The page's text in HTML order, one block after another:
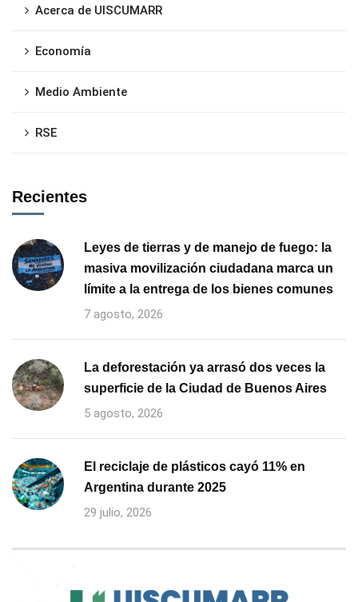
Acerca de UISCUMARR
Economía
Medio Ambiente
RSE
Recientes
Leyes de tierras y de manejo de fuego: la
masiva movilización ciudadana marca un
límite a la entrega de los bienes comunes
7 agosto, 2026
La deforestación ya arrasó dos veces la
superficie de la Ciudad de Buenos Aires
5 agosto, 2026
El reciclaje de plásticos cayó 11% en
Argentina durante 2025
29 julio, 2026